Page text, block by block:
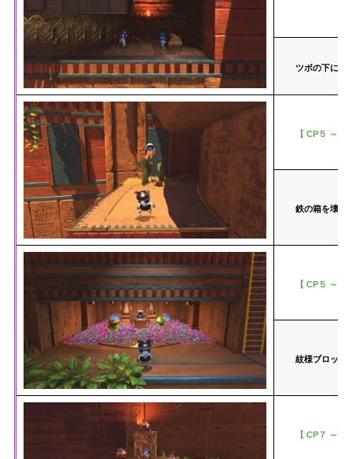
ツボの下に隠
【 CP５ ～
鉄の箱を壊し
【 CP５ ～
紋様ブロック
【 CP７ ～